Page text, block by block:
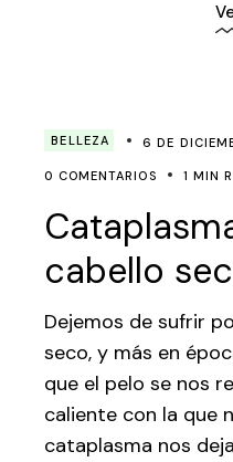
BELLEZA 6 DE
0 COMENTARIOS 1 MIN
cabello
Dejemos de sufrir
seco, y más en
que el pelo se nos
caliente con la que
cataplasma nos